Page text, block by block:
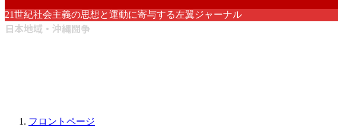
21世紀社会主義の思想と運動に寄与する左翼ジャーナル
日本地域・沖縄闘争
フロントページ